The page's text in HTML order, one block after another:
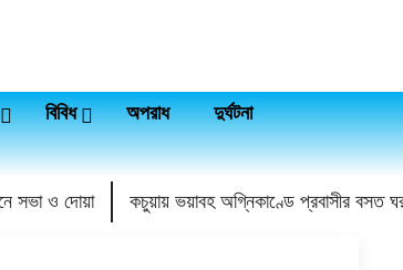
বিবিধ অপরাধ
দুর্ঘটনা
সভা ও দোয়া কচুয়ায় ভয়াবহ অগ্নিকাণ্ডে প্রবাসীর বসত